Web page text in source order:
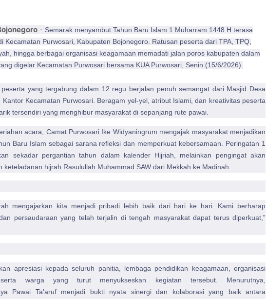
- Semarak menyambut Tahun Baru Islam 1 Muharram 1448 H terasa
Kecamatan Purwosari, Kabupaten Bojonegoro. Ratusan peserta dari TPA, TPQ,
hingga berbagai organisasi keagamaan memadati jalan poros kabupaten dalam
digelar Kecamatan Purwosari bersama KUA Purwosari, Senin (15/6/2026).
yang tergabung dalam 12 regu berjalan penuh semangat dari Masjid Desa
Kantor Kecamatan Purwosari. Beragam yel-yel, atribut Islami, dan kreativitas peserta
tersendiri yang menghibur masyarakat di sepanjang rute pawai.
acara, Camat Purwosari Ike Widyaningrum mengajak masyarakat menjadikan
Baru Islam sebagai sarana refleksi dan memperkuat kebersamaan. Peringatan 1
sekadar pergantian tahun dalam kalender Hijriah, melainkan pengingat akan
keteladanan hijrah Rasulullah Muhammad SAW dari Mekkah ke Madinah.
mengajarkan kita menjadi pribadi lebih baik dari hari ke hari. Kami berharap
persaudaraan yang telah terjalin di tengah masyarakat dapat terus diperkuat,”
apresiasi kepada seluruh panitia, lembaga pendidikan keagamaan, organisasi
serta warga yang turut menyukseskan kegiatan tersebut. Menurutnya,
Pawai Ta'aruf menjadi bukti nyata sinergi dan kolaborasi yang baik antara